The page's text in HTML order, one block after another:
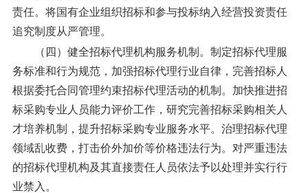
责任。将国有企业组织招标和参与投标纳入经营投资责任
追究制度从严管理。
（四）健全招标代理机构服务机制。 制定招标代理服
务标准和行为规范，加强招标代理行业自律，完善招标人
根据委托合同管理约束招标代理活动的机制。加快推进招
标采购专业人员能力评价工作，研究完善招标采购相关人
才培养机制，提升招标采购专业服务水平。治理招标代理
领域乱收费，打击价外加价等价格违法行为。对严重违法
的招标代理机构及其直接责任人员依法予以处理并实行行
业禁入。